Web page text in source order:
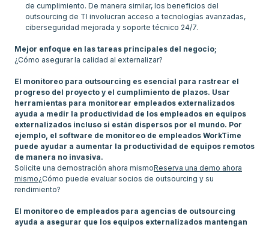
de cumplimiento. De manera similar, los beneficios del
outsourcing de TI involucran acceso a tecnologías avanzadas,
ciberseguridad mejorada y soporte técnico 24/7.
Mejor enfoque en las tareas principales del negocio;
¿Cómo asegurar la calidad al externalizar?
El monitoreo para outsourcing es esencial para rastrear el
progreso del proyecto y el cumplimiento de plazos. Usar
herramientas para monitorear empleados externalizados
ayuda a medir la productividad de los empleados en equipos
externalizados incluso si están dispersos por el mundo. Por
ejemplo, el software de monitoreo de empleados WorkTime
puede ayudar a aumentar la productividad de equipos remotos
de manera no invasiva.
Solicite una demostración ahora mismoReserva una demo ahora
mismo¿Cómo puede evaluar socios de outsourcing y su
rendimiento?
El monitoreo de empleados para agencias de outsourcing
ayuda a asegurar que los equipos externalizados mantengan